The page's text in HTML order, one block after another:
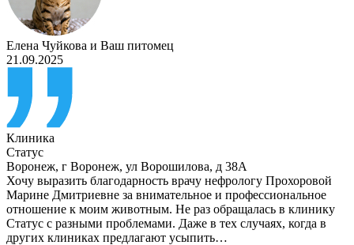
Елена Чуйкова и Ваш питомец
21.09.2025
Клиника
Статус
Воронеж, г Воронеж, ул Ворошилова, д 38А
Хочу выразить благодарность врачу нефрологу Прохоровой
Марине Дмитриевне за внимательное и профессиональное
отношение к моим животным. Не раз обращалась в клинику
Статус с разными проблемами. Даже в тех случаях, когда в
других клиниках предлагают усыпить…